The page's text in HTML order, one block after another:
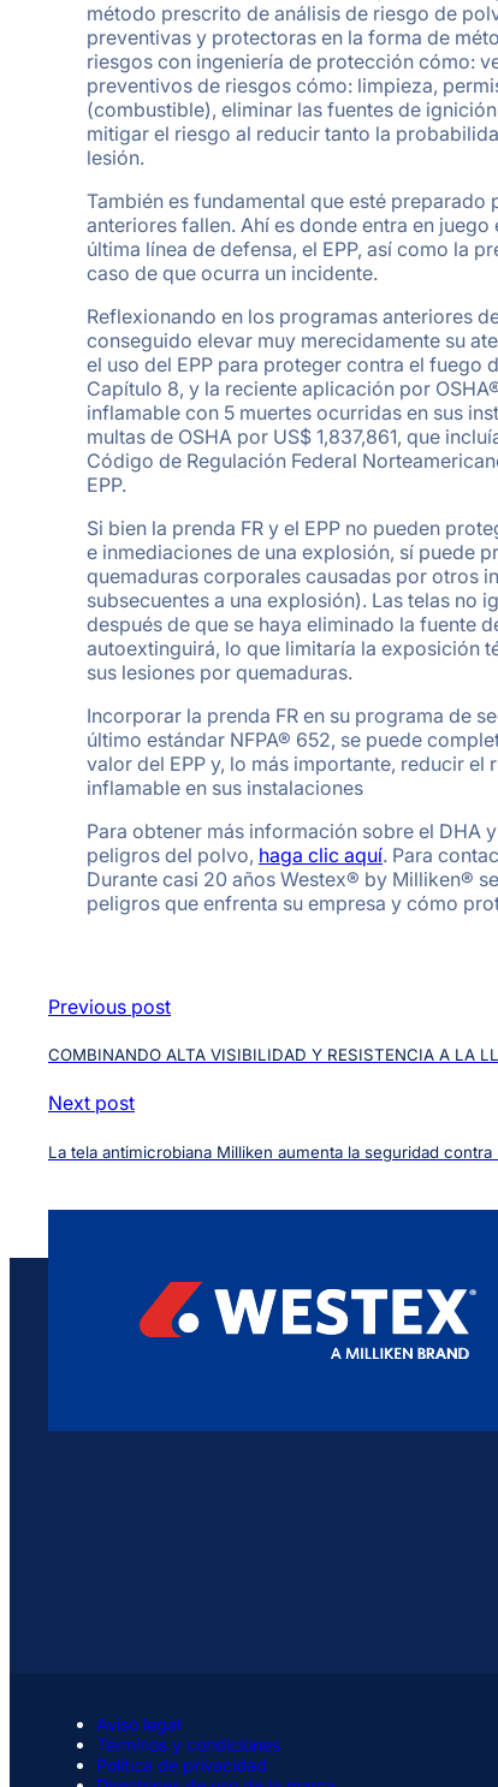
método prescrito de análisis de riesgo de
preventivas y protectoras en la forma de
riesgos con ingeniería de protección cómo:
preventivos de riesgos cómo: limpieza,
(combustible), eliminar las fuentes de
mitigar el riesgo al reducir tanto la
lesión.
También es fundamental que esté
anteriores fallen. Ahí es donde entra en
última línea de defensa, el EPP, así como la
caso de que ocurra un incidente.
Reflexionando en los programas anteriores
conseguido elevar muy merecidamente su
el uso del EPP para proteger contra el
Capítulo 8, y la reciente aplicación por
inflamable con 5 muertes ocurridas en sus
multas de OSHA por US$ 1,837,861, que
Código de Regulación Federal
EPP.
Si bien la prenda FR y el EPP no pueden
e inmediaciones de una explosión, sí puede
quemaduras corporales causadas por otros
subsecuentes a una explosión). Las telas no
después de que se haya eliminado la fuente
autoextinguirá, lo que limitaría la exposición
sus lesiones por quemaduras.
Incorporar la prenda FR en su programa de
último estándar NFPA® 652, se puede
valor del EPP y, lo más importante, reducir
inflamable en sus instalaciones
Para obtener más información sobre el DHA
peligros del polvo, haga clic aquí. Para
Durante casi 20 años Westex® by Milliken®
peligros que enfrenta su empresa y cómo
Previous post
COMBINANDO ALTA VISIBILIDAD Y RESISTENCIA A LA
Next post
La tela antimicrobiana Milliken aumenta la seguridad
Aviso legal
Términos y condiciones
Política de privacidad